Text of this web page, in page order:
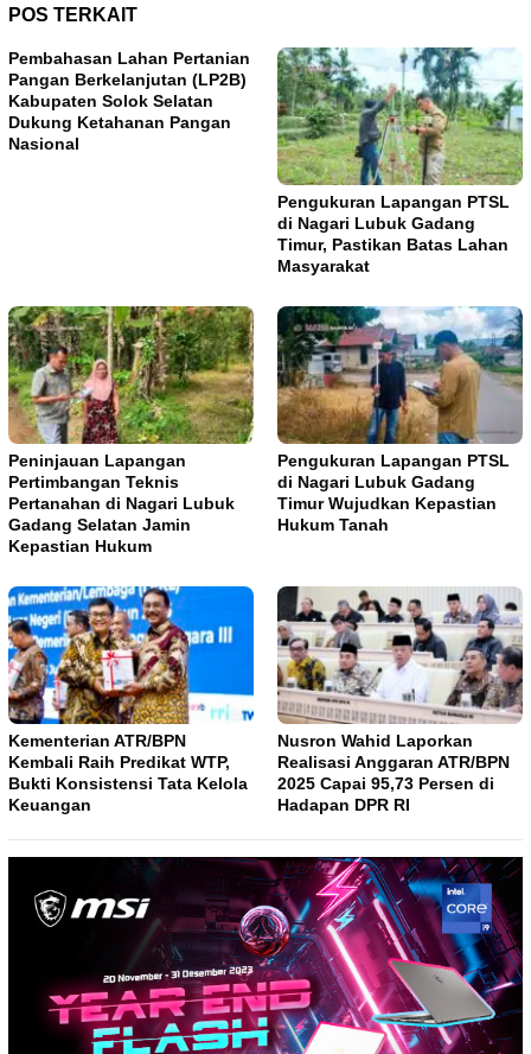
POS TERKAIT
Pembahasan Lahan Pertanian
Pangan Berkelanjutan (LP2B)
Kabupaten Solok Selatan
Dukung Ketahanan Pangan
Nasional
Pengukuran Lapangan PTSL
di Nagari Lubuk Gadang
Timur, Pastikan Batas Lahan
Masyarakat
Peninjauan Lapangan
Pertimbangan Teknis
Pertanahan di Nagari Lubuk
Gadang Selatan Jamin
Kepastian Hukum
Pengukuran Lapangan PTSL
di Nagari Lubuk Gadang
Timur Wujudkan Kepastian
Hukum Tanah
Kementerian ATR/BPN
Kembali Raih Predikat WTP,
Bukti Konsistensi Tata Kelola
Keuangan
Nusron Wahid Laporkan
Realisasi Anggaran ATR/BPN
2025 Capai 95,73 Persen di
Hadapan DPR RI